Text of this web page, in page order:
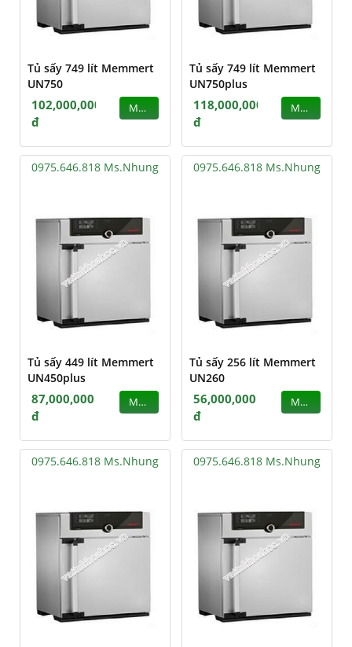
Tủ sấy 749 lít Memmert
UN750
102,000,000
đ
MUA
Tủ sấy 749 lít Memmert
UN750plus
118,000,000
đ
MUA
0975.646.818 Ms.Nhung
Tủ sấy 449 lít Memmert
UN450plus
87,000,000
đ
MUA
0975.646.818 Ms.Nhung
Tủ sấy 256 lít Memmert
UN260
56,000,000
đ
MUA
0975.646.818 Ms.Nhung 0975.646.818 Ms.Nhung